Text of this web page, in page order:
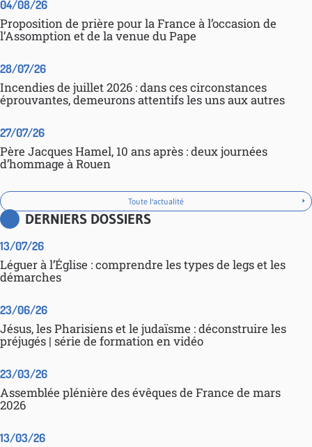
04/08/26
Proposition de prière pour la France à l’occasion de
l’Assomption et de la venue du Pape
28/07/26
Incendies de juillet 2026 : dans ces circonstances
éprouvantes, demeurons attentifs les uns aux autres
27/07/26
Père Jacques Hamel, 10 ans après : deux journées
d’hommage à Rouen
Toute l'actualité
DERNIERS DOSSIERS
13/07/26
Léguer à l’Église : comprendre les types de legs et les
démarches
23/06/26
Jésus, les Pharisiens et le judaïsme : déconstruire les
préjugés | série de formation en vidéo
23/03/26
Assemblée plénière des évêques de France de mars
2026
13/03/26